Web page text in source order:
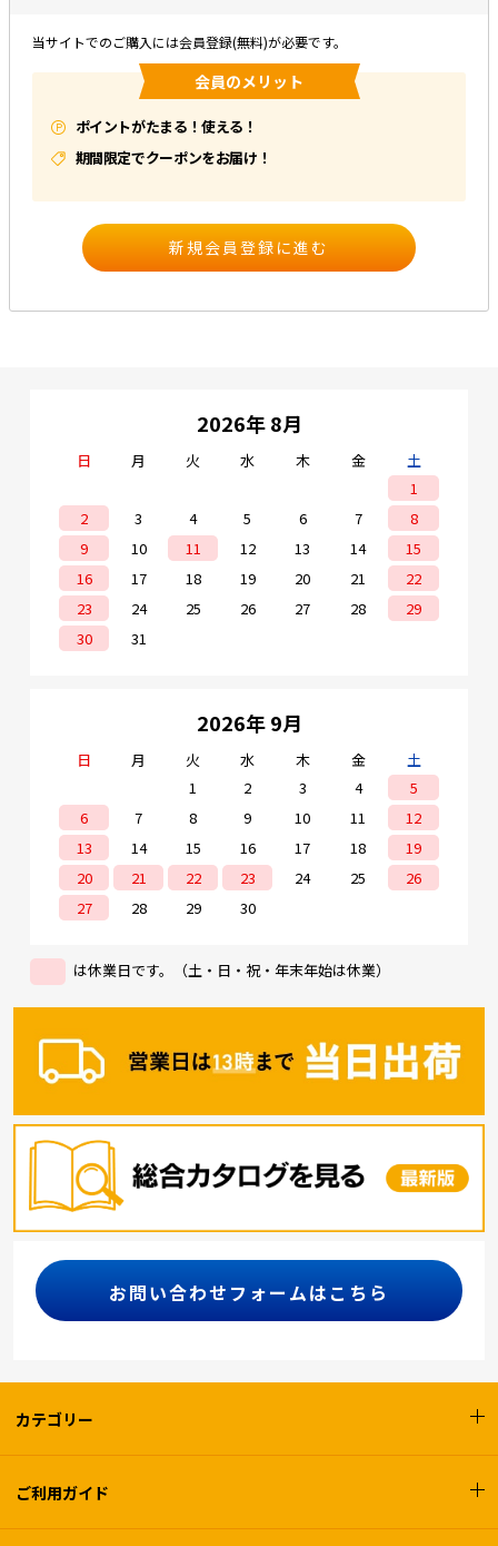
その他
e431オリジナル
暑さ対策
販売終了品
当サイトでのご購入には会員登録(無料)が必要です。
会員のメリット
ポイントがたまる！使える！
期間限定でクーポンをお届け！
2026年 8月
日 月 火 水 木 金
土
1
2
3 4 5 6 7
8
9
10 11 12 13 14
15
16
17 18 19 20 21
22
23
24 25 26 27 28
29
30
31
2026年 9月
日 月 火 水 木 金
土
1
2 3 4
5
6
7 8 9 10 11
12
13
14 15 16 17 18
19
20
21 22 23 24 25
26
27
28 29 30
は休業日です。（土・日・祝・年末年始は休業）
お問い合わせフォームはこちら
カテゴリー
ご利用ガイド